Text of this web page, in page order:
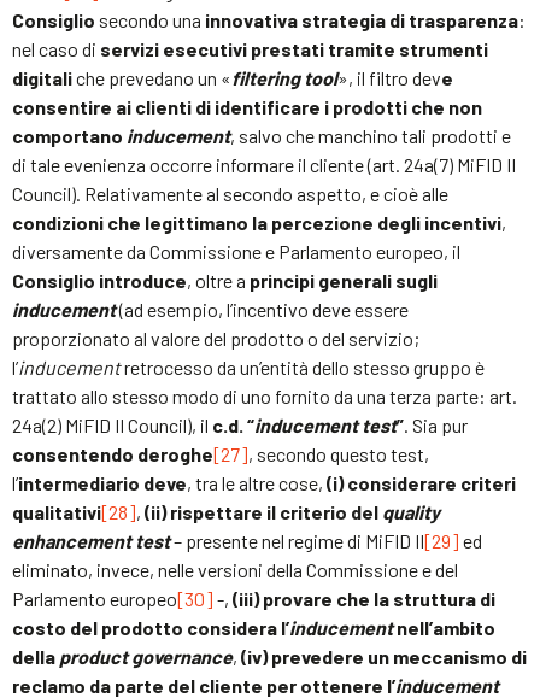
Consiglio secondo una innovativa strategia di trasparenza:
nel caso di servizi esecutivi prestati tramite strumenti
digitaliche prevedano un « filtering tool», il filtro deve
consentire ai clienti di identificare i prodotti che non
comportano inducement, salvo che manchino tali prodotti e
di tale evenienza occorre informare il cliente (art. 24a(7) MiFID II
Council). Relativamente al secondo aspetto, e cioè alle
condizioni che legittimano la percezione degli incentivi,
diversamente da Commissione e Parlamento europeo, il
Consiglio introduce, oltre a principi generali sugli
inducement(ad esempio, l’incentivo deve essere
proporzionato al valore del prodotto o del servizio;
l’inducementretrocesso da un’entità dello stesso gruppo è
trattato allo stesso modo di uno fornito da una terza parte: art.
24a(2) MiFID II Council), il c.d. “inducement test”. Sia pur
consentendo deroghe[27], secondo questo test,
l’intermediario deve, tra le altre cose, (i) considerare criteri
qualitativi[28], (ii) rispettare il criterio del quality
enhancement test– presente nel regime di MiFID II[29] ed
eliminato, invece, nelle versioni della Commissione e del
Parlamento europeo[30] -, (iii) provare che la struttura di
costo del prodotto considera l’inducementnell’ambito
della product governance, (iv) prevedere un meccanismo di
reclamo da parte del cliente per ottenere l’inducement